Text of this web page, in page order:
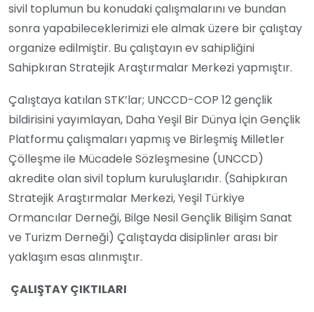
sivil toplumun bu konudaki çalışmalarını ve bundan
sonra yapabileceklerimizi ele almak üzere bir çalıştay
organize edilmiştir. Bu çalıştayın ev sahipliğini
Sahipkıran Stratejik Araştırmalar Merkezi yapmıştır.
Çalıştaya katılan STK’lar; UNCCD-COP 12 gençlik
bildirisini yayımlayan, Daha Yeşil Bir Dünya İçin Gençlik
Platformu çalışmaları yapmış ve Birleşmiş Milletler
Çölleşme ile Mücadele Sözleşmesine (UNCCD)
akredite olan sivil toplum kuruluşlarıdır. (Sahipkıran
Stratejik Araştırmalar Merkezi, Yeşil Türkiye
Ormancılar Derneği, Bilge Nesil Gençlik Bilişim Sanat
ve Turizm Derneği) Çalıştayda disiplinler arası bir
yaklaşım esas alınmıştır.
ÇALIŞTAY ÇIKTILARI